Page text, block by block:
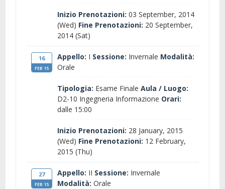
Inizio Prenotazioni: 03 September, 2014
(Wed) Fine Prenotazioni: 20 September,
2014 (Sat)
16
FEB 15
Appello: I Sessione: Invernale Modalità:
Orale
Tipologia: Esame Finale Aula / Luogo:
D2-10 Ingegneria Informazione Orari:
dalle 15:00
Inizio Prenotazioni: 28 January, 2015
(Wed) Fine Prenotazioni: 12 February,
2015 (Thu)
27
FEB 15
Appello: II Sessione: Invernale
Modalità: Orale